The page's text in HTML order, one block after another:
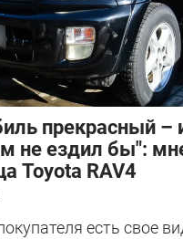
прекрасный –
не ездил бы":
Toyota RAV4
есть свое